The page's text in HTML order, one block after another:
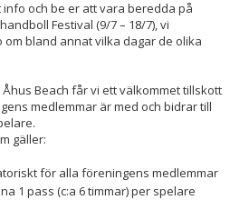
och be er att vara beredda på
Festival (9/7 – 18/7), vi
bland annat vilka dagar de olika
Beach får vi ett välkommet tillskott
medlemmar är med och bidrar till
gäller:
för alla föreningens medlemmar
1 pass (c:a 6 timmar) per spelare